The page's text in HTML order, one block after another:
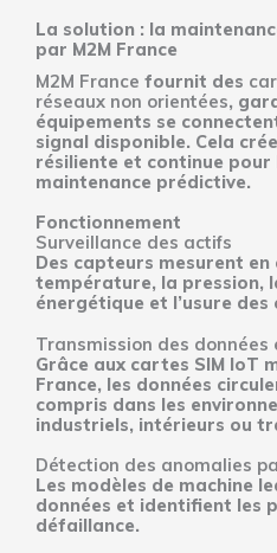
La solution : la
par M2M France
M2M France fournit des
réseaux non orientées,
équipements se
signal disponible. Cela
résiliente et continue pour
maintenance prédictive.
Fonctionnement
Surveillance des actifs
Des capteurs mesurent
température, la pression,
énergétique et l’usure des
Transmission des données
Grâce aux cartes SIM IoT
France, les données
compris dans les
industriels, intérieurs ou
Détection des anomalies
Les modèles de machine
données et identifient les
défaillance.